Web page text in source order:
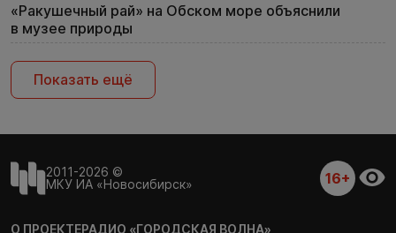
«Ракушечный рай» на Обском море объяснили
в музее природы
Показать ещё
2011-2026 ©
МКУ ИА «Новосибирск»
16+
О ПРОЕКТЕРАДИО «ГОРОДСКАЯ ВОЛНА»